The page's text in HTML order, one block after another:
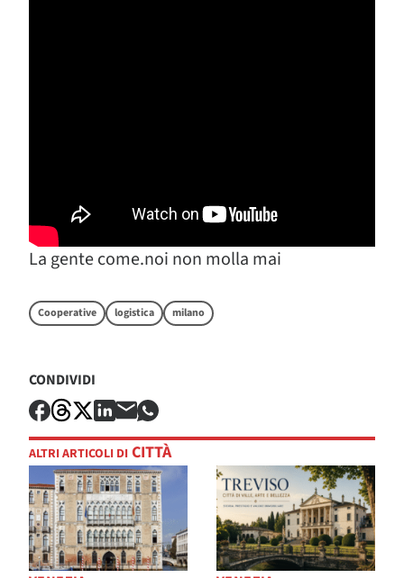
La gente come.noi non molla mai
Cooperative logistica milano
CONDIVIDI
ALTRI ARTICOLI DI CITTÀ